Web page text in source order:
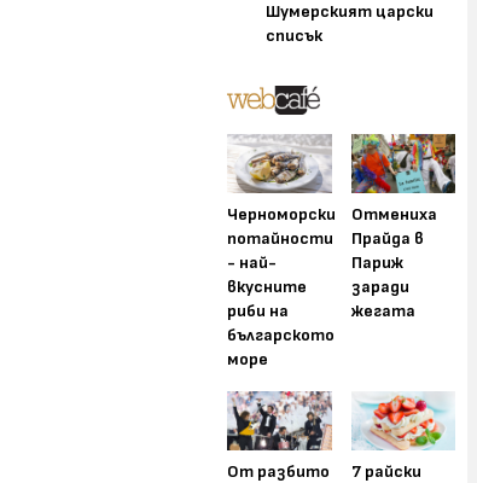
Шумерският царски
списък
Черноморски
потайности
- най-
вкусните
риби на
българското
море
Отмениха
Прайда в
Париж
заради
жегата
От разбито
7 райски